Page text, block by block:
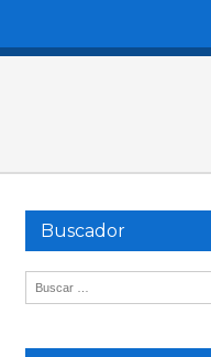
Buscador